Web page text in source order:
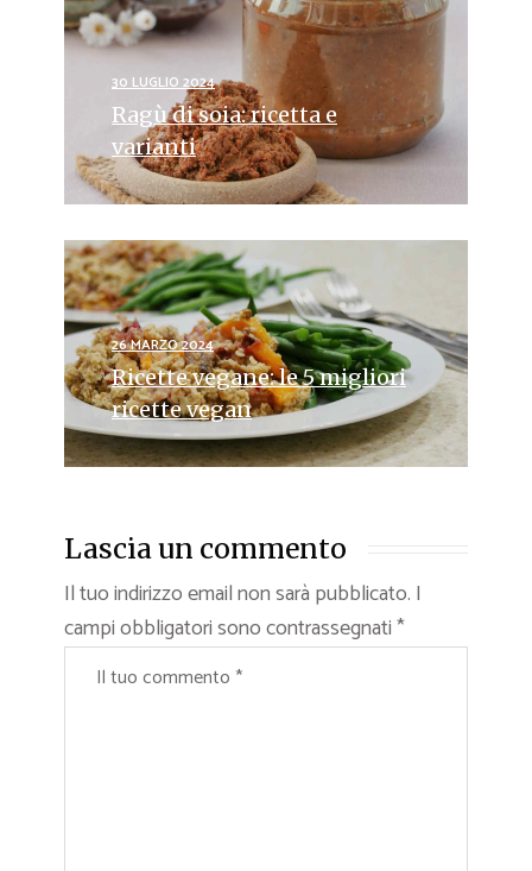
30 LUGLIO 2024
Ragù di soia: ricetta e
varianti
26 MARZO 2024
Ricette vegane: le 5 migliori
ricette vegan
Lascia un commento
Il tuo indirizzo email non sarà pubblicato. I
campi obbligatori sono contrassegnati*